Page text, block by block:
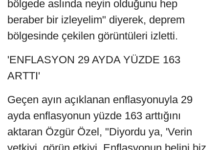
bölgede aslında neyin olduğunu hep
beraber bir izleyelim" diyerek, deprem
bölgesinde çekilen görüntüleri izletti.
'ENFLASYON 29 AYDA YÜZDE 163
ARTTI'
Geçen ayın açıklanan enflasyonuyla 29
ayda enflasyonun yüzde 163 arttığını
aktaran Özgür Özel, "Diyordu ya, 'Verin